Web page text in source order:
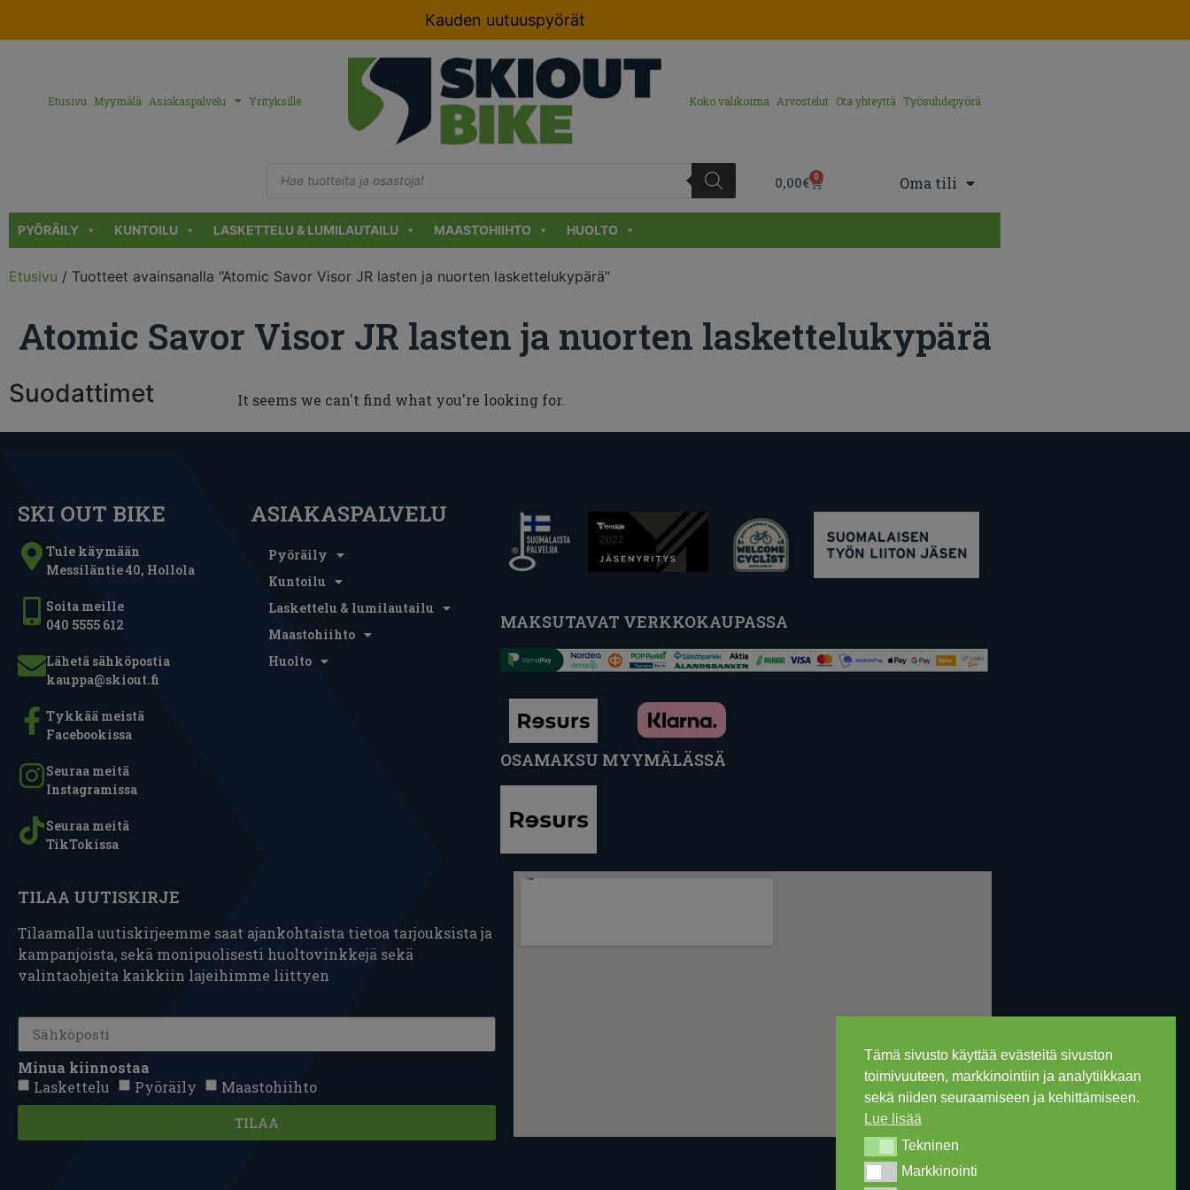
Tämä sivusto käyttää evästeitä sivuston
toimivuuteen, markkinointiin ja analytiikkaan
sekä niiden seuraamiseen ja kehittämiseen.
Lue lisää
TekninenTekninen
MarkkinointiMarkkinointi
Kauden uutuuspyörät
Etusivu Myymälä Asiakaspalvelu Yrityksille Koko valikoima Arvostelut Ota yhteyttä Työsuhdepyörä
0,00€ 0 Oma tili
PYÖRÄILY KUNTOILU LASKETTELU & LUMILAUTAILU MAASTOHIIHTO HUOLTO
Etusivu / Tuotteet avainsanalla “Atomic Savor Visor JR lasten ja nuorten laskettelukypärä”
Atomic Savor Visor JR lasten ja nuorten laskettelukypärä
Suodattimet It seems we can't find what you're looking for.
SKI OUT BIKE
Tule käymään
Messiläntie 40, Hollola
Soita meille
040 5555 612
Lähetä sähköpostia
kauppa@skiout.fi
Tykkää meistä
Facebookissa
Seuraa meitä
Instagramissa
Seuraa meitä
TikTokissa
ASIAKASPALVELU
Pyöräily
Kuntoilu
Laskettelu & lumilautailu
Maastohiihto
Huolto
MAKSUTAVAT VERKKOKAUPASSA
OSAMAKSU MYYMÄLÄSSÄ
TILAA UUTISKIRJE
Tilaamalla uutiskirjeemme saat ajankohtaista tietoa tarjouksista ja
kampanjoista, sekä monipuolisesti huoltovinkkejä sekä
valintaohjeita kaikkiin lajeihimme liittyen
Minua kiinnostaa
Laskettelu
Pyöräily Maastohiihto
TILAA